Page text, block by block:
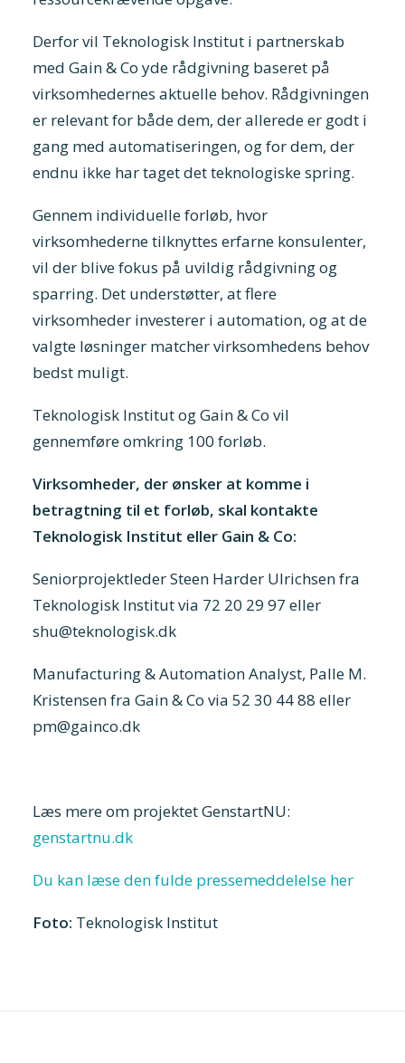
Derfor vil Teknologisk Institut i partnerskab
med Gain & Co yde rådgivning baseret på
virksomhedernes aktuelle behov. Rådgivningen
er relevant for både dem, der allerede er godt i
gang med automatiseringen, og for dem, der
endnu ikke har taget det teknologiske spring.
Gennem individuelle forløb, hvor
virksomhederne tilknyttes erfarne konsulenter,
vil der blive fokus på uvildig rådgivning og
sparring. Det understøtter, at flere
virksomheder investerer i automation, og at de
valgte løsninger matcher virksomhedens behov
bedst muligt.
Teknologisk Institut og Gain & Co vil
gennemføre omkring 100 forløb.
Virksomheder, der ønsker at komme i
betragtning til et forløb, skal kontakte
Teknologisk Institut eller Gain & Co:
Seniorprojektleder Steen Harder Ulrichsen fra
Teknologisk Institut via 72 20 29 97 eller
shu@teknologisk.dk
Manufacturing & Automation Analyst, Palle M.
Kristensen fra Gain & Co via 52 30 44 88 eller
pm@gainco.dk
Læs mere om projektet GenstartNU:
genstartnu.dk
Du kan læse den fulde pressemeddelelse her
Foto: Teknologisk Institut